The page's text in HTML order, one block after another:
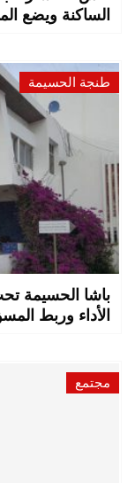
الساكنة ويضع
طنجة الحسيمة
باشا الحسيمة
الأداء وربط
مجتمع